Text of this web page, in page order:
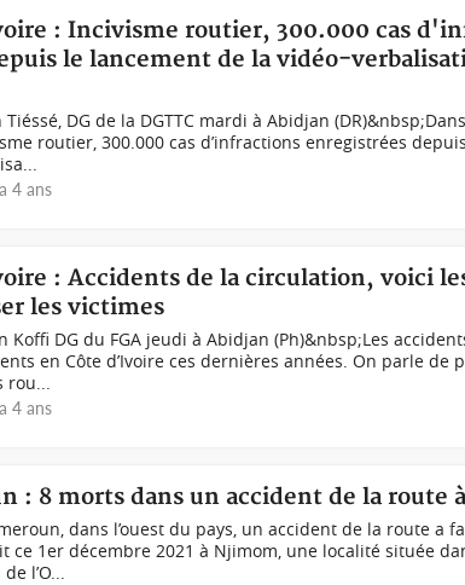
: Incivisme routier, 300.000 cas
le lancement de la vidéo-
Tiéssé, DG de la DGTTC mardi à Abidjan
routier, 300.000 cas d’infractions enregistrées
4 ans
: Accidents de la circulation, voici
les victimes
Koffi DG du FGA jeudi à Abidjan (Ph)&nbsp;Les
en Côte d’Ivoire ces dernières années. On parle de
rou...
4 ans
: 8 morts dans un accident de la route
dans l’ouest du pays, un accident de la route a
ce 1er décembre 2021 à Njimom, une localité située
l’O...